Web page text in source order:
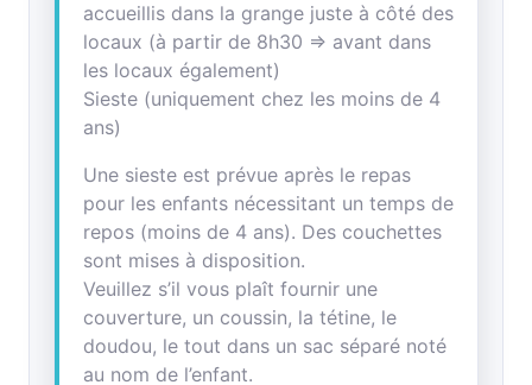
accueillis dans la grange juste à côté des
locaux (à partir de 8h30 => avant dans
les locaux également)
Sieste (uniquement chez les moins de 4
ans)
Une sieste est prévue après le repas
pour les enfants nécessitant un temps de
repos (moins de 4 ans). Des couchettes
sont mises à disposition.
Veuillez s’il vous plaît fournir une
couverture, un coussin, la tétine, le
doudou, le tout dans un sac séparé noté
au nom de l’enfant.